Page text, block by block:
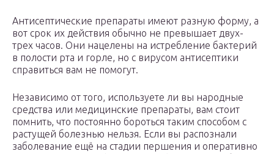
Антисептические препараты имеют разную форму, а
вот срок их действия обычно не превышает двух-
трех часов. Они нацелены на истребление бактерий
в полости рта и горле, но с вирусом антисептики
справиться вам не помогут.
Независимо от того, используете ли вы народные
средства или медицинские препараты, вам стоит
помнить, что постоянно бороться таким способом с
растущей болезнью нельзя. Если вы распознали
заболевание ещё на стадии першения и оперативно